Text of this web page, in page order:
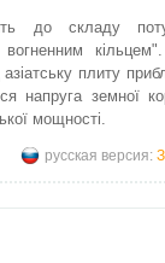
до складу
вогненним
плиту
напруга земної
мощності.
русская версия: